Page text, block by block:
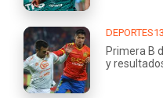
DEPORTES13
Primera B
y